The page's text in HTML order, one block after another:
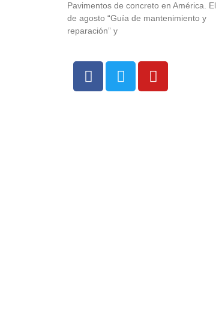
Pavimentos de concreto en América.
de agosto “Guía de mantenimiento y
reparación” y